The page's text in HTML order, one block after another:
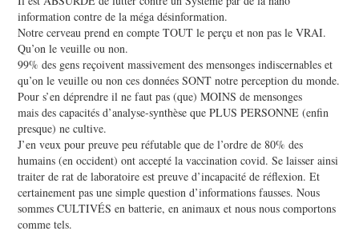
information contre de la méga désinformation.
Notre cerveau prend en compte TOUT le perçu et non pas le VRAI.
Qu’on le veuille ou non.
99% des gens reçoivent massivement des mensonges indiscernables et
qu’on le veuille ou non ces données SONT notre perception du monde.
Pour s’en déprendre il ne faut pas (que) MOINS de mensonges
mais des capacités d’analyse-synthèse que PLUS PERSONNE (enfin
presque) ne cultive.
J’en veux pour preuve peu réfutable que de l’ordre de 80% des
humains (en occident) ont accepté la vaccination covid. Se laisser ainsi
traiter de rat de laboratoire est preuve d’incapacité de réflexion. Et
certainement pas une simple question d’informations fausses. Nous
sommes CULTIVÉS en batterie, en animaux et nous nous comportons
comme tels.